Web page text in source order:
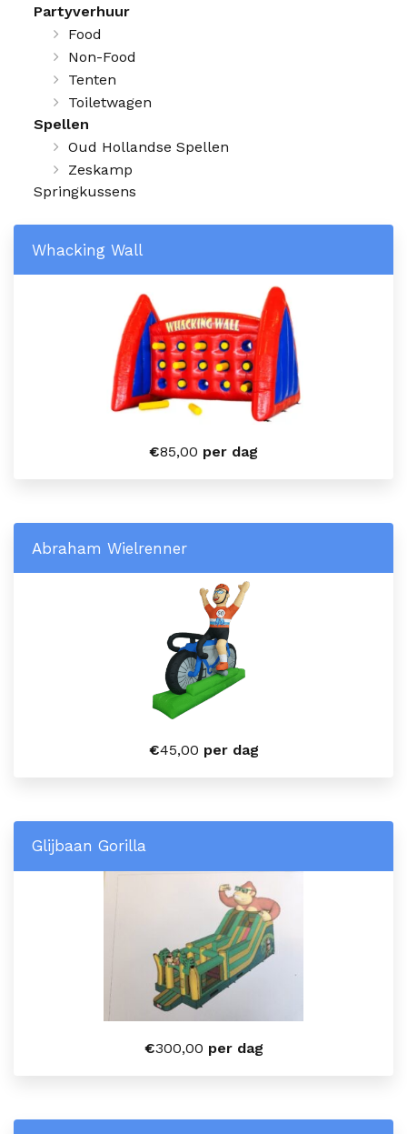
Partyverhuur
Food
Non-Food
Tenten
Toiletwagen
Spellen
Oud Hollandse Spellen
Zeskamp
Springkussens
Whacking Wall
€85,00 per dag
Abraham Wielrenner
€45,00 per dag
Glijbaan Gorilla
€300,00 per dag